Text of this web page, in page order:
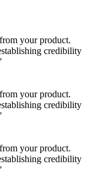
your product.
credibility
your product.
credibility
your product.
credibility